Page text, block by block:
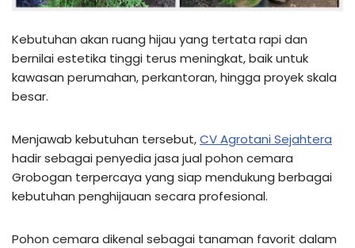
Kebutuhan akan ruang hijau yang tertata rapi dan
bernilai estetika tinggi terus meningkat, baik untuk
kawasan perumahan, perkantoran, hingga proyek skala
besar.
Menjawab kebutuhan tersebut,CV Agrotani Sejahtera
hadir sebagai penyedia jasa jual pohon cemara
Grobogan terpercaya yang siap mendukung berbagai
kebutuhan penghijauan secara profesional.
Pohon cemara dikenal sebagai tanaman favorit dalam